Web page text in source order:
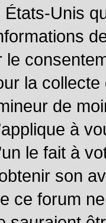
Unis
le
la
de
à
le fait à
son
ce forum